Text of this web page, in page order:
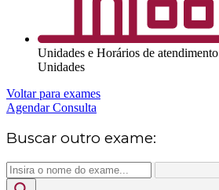
Unidades e Horários de atendimento
Unidades
Voltar para exames
Agendar Consulta
Buscar outro exame: